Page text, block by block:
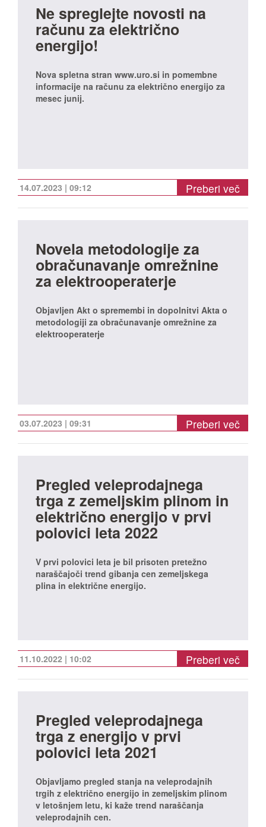
Ne spreglejte novosti na
računu za električno
energijo!
Nova spletna stran www.uro.si in pomembne
informacije na računu za električno energijo za
mesec junij.
14.07.2023 | 09:12 Preberi več
Novela metodologije za
obračunavanje omrežnine
za elektrooperaterje
Objavljen Akt o spremembi in dopolnitvi Akta o
metodologiji za obračunavanje omrežnine za
elektrooperaterje
03.07.2023 | 09:31 Preberi več
Pregled veleprodajnega
trga z zemeljskim plinom in
električno energijo v prvi
polovici leta 2022
V prvi polovici leta je bil prisoten pretežno
naraščajoči trend gibanja cen zemeljskega
plina in električne energijo.
11.10.2022 | 10:02 Preberi več
Pregled veleprodajnega
trga z energijo v prvi
polovici leta 2021
Objavljamo pregled stanja na veleprodajnih
trgih z električno energijo in zemeljskim plinom
v letošnjem letu, ki kaže trend naraščanja
veleprodajnih cen.